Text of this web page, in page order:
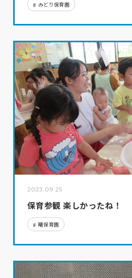
みどり保育園
2023.09.25
保育参観 楽しかったね！
曙保育園